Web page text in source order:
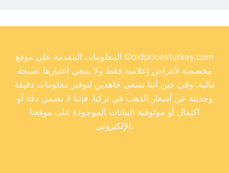
المعلومات المقدمة على موقع Goldpricesturkey.com
مخصصة لأغراض إعلامية فقط ولا ينبغي اعتبارها نصيحة
مالية. وفي حين أننا نسعى جاهدين لتوفير معلومات دقيقة
وحديثة عن أسعار الذهب في تركيا، فإننا لا نضمن دقة أو
اكتمال أو موثوقية البيانات الموجودة على موقعنا
الإلكتروني.